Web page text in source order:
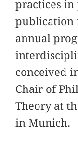
practices in
publication
annual
conceived
Chair of
Theory at
in Munich.